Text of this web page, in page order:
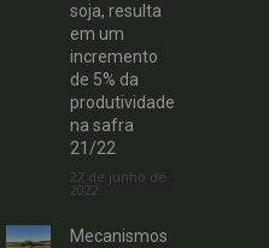
soja, resulta
em um
incremento
de 5% da
produtividade
na safra
21/22
22 de junho de
2022
Mecanismos